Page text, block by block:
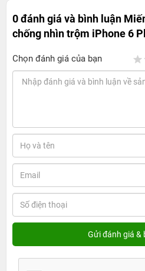
0 đánh giá và bình luận
chống nhìn trộm iPhone 6
Chọn đánh giá của bạn